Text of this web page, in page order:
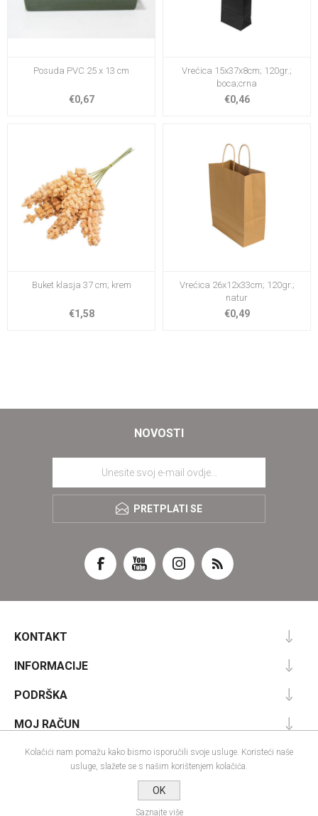
Posuda PVC 25 x 13 cm
€0,67
Vrećica 15x37x8cm; 120gr.;
boca;crna
€0,46
Buket klasja 37 cm; krem
€1,58
Vrećica 26x12x33cm; 120gr.;
natur
€0,49
NOVOSTI
PRETPLATI SE
KONTAKT
INFORMACIJE
PODRŠKA
MOJ RAČUN
Powered bynopCommerce
Nop-Templates.com
Autorska prava; 2026 IRA commerce webshop. Sva prava pridržana.
Kolačići nam pomažu kako bismo isporučili svoje usluge. Koristeći naše
usluge, slažete se s našim korištenjem kolačića.
OK
Saznajte više